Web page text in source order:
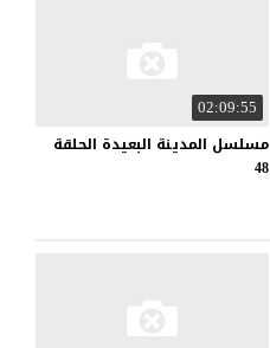
02:09:55
مسلسل المدينة البعيدة الحلقة
48